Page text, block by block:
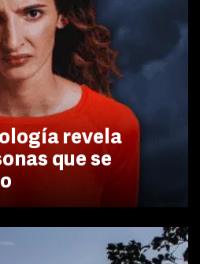
revela
que se